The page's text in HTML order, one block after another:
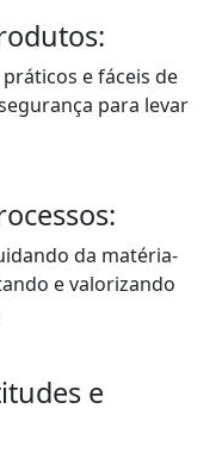
e fáceis de
para levar
da matéria-
e valorizando
e